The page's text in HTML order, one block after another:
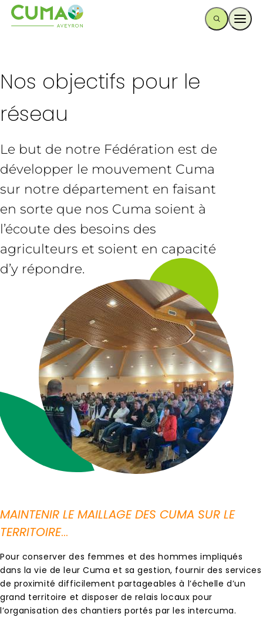
Nos objectifs pour le
réseau
Le but de notre Fédération est de
développer le mouvement Cuma
sur notre département en faisant
en sorte que nos Cuma soient à
l’écoute des besoins des
agriculteurs et soient en capacité
d’y répondre.
MAINTENIR LE MAILLAGE DES CUMA SUR LE
TERRITOIRE…
Pour conserver des femmes et des hommes impliqués
dans la vie de leur Cuma et sa gestion, fournir des services
de proximité difficilement partageables à l’échelle d’un
grand territoire et disposer de relais locaux pour
l’organisation des chantiers portés par les intercuma.